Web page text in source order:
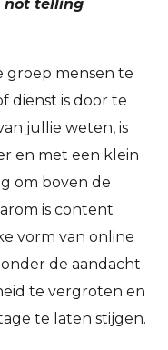
not telling
groep mensen te
dienst is door te
jullie weten, is
en met een klein
om boven de
is content
vorm van online
de aandacht
te vergroten en
te laten stijgen.